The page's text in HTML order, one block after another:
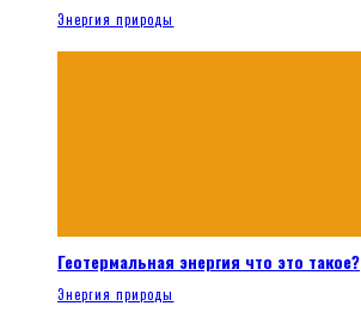
Энергия природы
Геотермальная энергия что это такое?
Энергия природы